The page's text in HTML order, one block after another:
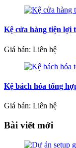
Kệ cửa hàng tiện lợi
Giá bán: Liên hệ
Kệ bách hóa tổng
Giá bán: Liên hệ
Bài viết mới